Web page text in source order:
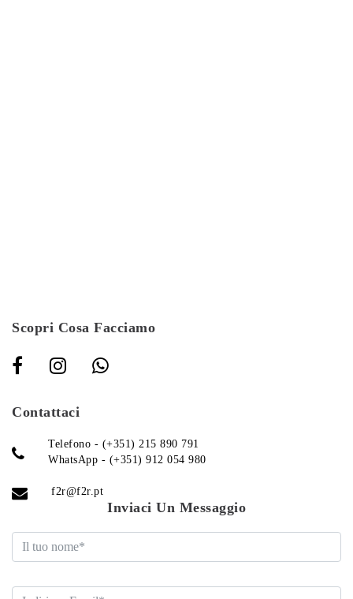
Scopri Cosa Facciamo
Contattaci
Telefono - (+351) 215 890 791
WhatsApp - (+351) 912 054 980
f2r@f2r.pt
Inviaci Un Messaggio